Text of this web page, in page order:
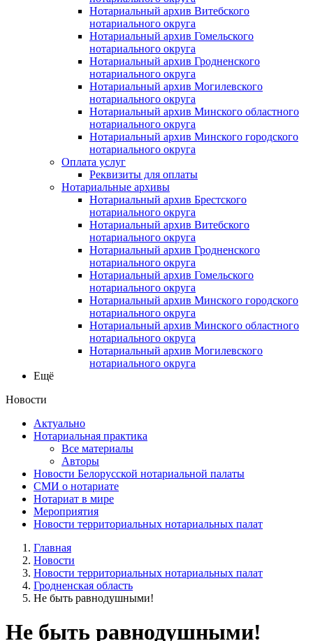
Нотариальный архив Витебского
нотариального округа
Нотариальный архив Гомельского
нотариального округа
Нотариальный архив Гродненского
нотариального округа
Нотариальный архив Могилевского
нотариального округа
Нотариальный архив Минского областного
нотариального округа
Нотариальный архив Минского городского
нотариального округа
Оплата услуг
Реквизиты для оплаты
Нотариальные архивы
Нотариальный архив Брестского
нотариального округа
Нотариальный архив Витебского
нотариального округа
Нотариальный архив Гродненского
нотариального округа
Нотариальный архив Гомельского
нотариального округа
Нотариальный архив Минского городского
нотариального округа
Нотариальный архив Минского областного
нотариального округа
Нотариальный архив Могилевского
нотариального округа
Ещё
Новости
Актуально
Нотариальная практика
Все материалы
Авторы
Новости Белорусской нотариальной палаты
СМИ о нотариате
Нотариат в мире
Мероприятия
Новости территориальных нотариальных палат
Главная
Новости
Новости территориальных нотариальных палат
Гродненская область
Не быть равнодушными!
Не быть равнодушными!